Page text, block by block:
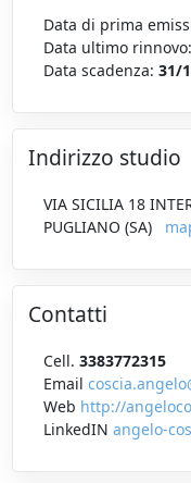
Data di prima
Data ultimo rinnovo:
Data scadenza: 31/
Indirizzo studio
VIA SICILIA 18
PUGLIANO (SA)
Contatti
Cell. 3383772315
Email
Web http://
LinkedIN angelo-